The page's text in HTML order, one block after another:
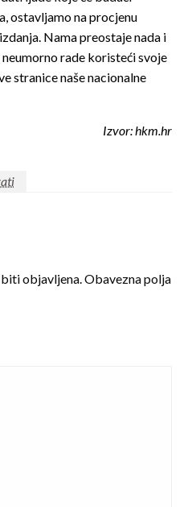
ostavljamo na procjenu
Nama preostaje nada i
rade koristeći svoje
stranice naše nacionalne
Izvor: hkm.hr
objavljena. Obavezna polja